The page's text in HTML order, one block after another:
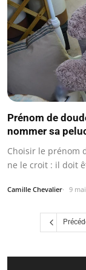
Prénom de
nommer sa
Choisir le prénom
ne le croit : il doit
Camille Chevalier 9